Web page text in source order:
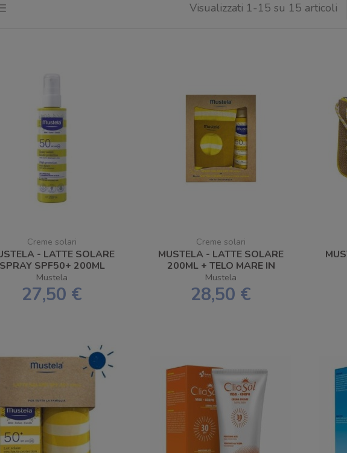
Visualizzati 1-15 su 15 articoli
Creme solari
- LATTE SOLARE
SPF50+ 200ML
Mustela
27,50 €
Creme solari
MUSTELA - LATTE SOLARE
200ML + TELO MARE IN
OMAGGIO
Mustela
28,50 €